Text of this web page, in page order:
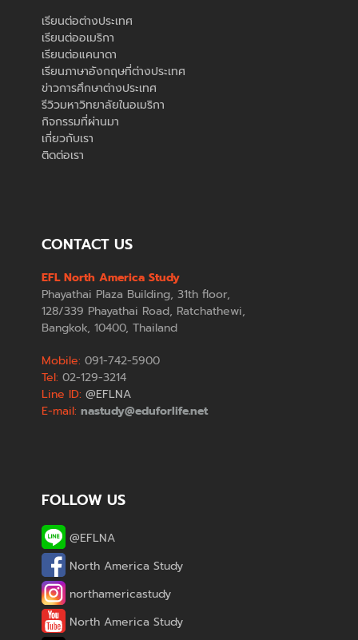
เรียนต่อต่างประเทศ
เรียนต่ออเมริกา
เรียนต่อแคนาดา
เรียนภาษาอังกฤษที่ต่างประเทศ
ข่าวการศึกษาต่างประเทศ
รีวิวมหาวิทยาลัยในอเมริกา
กิจกรรมที่ผ่านมา
เกี่ยวกับเรา
ติดต่อเรา
CONTACT US
EFL North America Study
Phayathai Plaza Building, 31th floor,
128/339 Phayathai Road, Ratchathewi,
Bangkok, 10400, Thailand
Mobile: 091-742-5900
Tel: 02-129-3214
Line ID: @EFLNA
E-mail: nastudy@eduforlife.net
FOLLOW US
@EFLNA
North America Study
northamericastudy
North America Study